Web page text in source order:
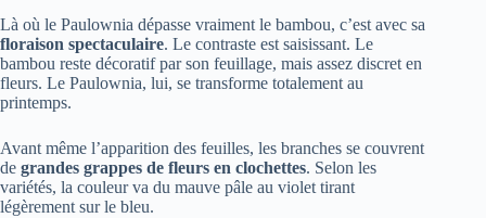
Là où le Paulownia dépasse vraiment le bambou, c’est avec sa
floraison spectaculaire. Le contraste est saisissant. Le
bambou reste décoratif par son feuillage, mais assez discret en
fleurs. Le Paulownia, lui, se transforme totalement au
printemps.
Avant même l’apparition des feuilles, les branches se couvrent
de grandes grappes de fleurs en clochettes. Selon les
variétés, la couleur va du mauve pâle au violet tirant
légèrement sur le bleu.